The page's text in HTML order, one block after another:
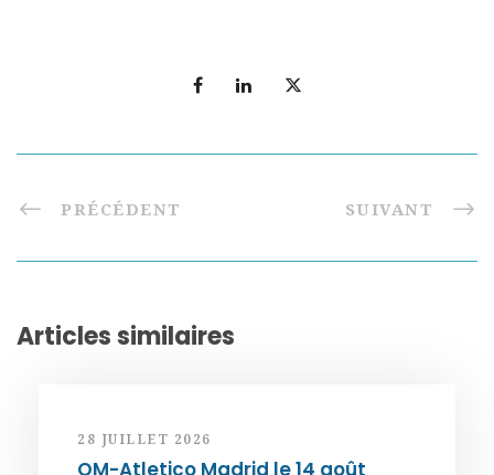
PRÉCÉDENT SUIVANT
Articles similaires
28 JUILLET 2026